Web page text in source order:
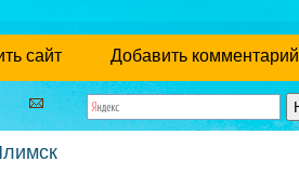
сайт Добавить комментарий